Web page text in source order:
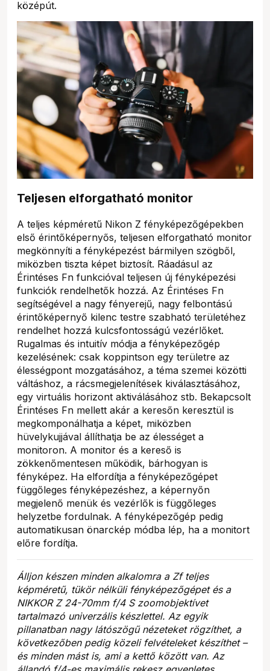
középút.
Teljesen elforgatható monitor
A teljes képméretű Nikon Z fényképezőgépekben
első érintőképernyős, teljesen elforgatható monitor
megkönnyíti a fényképezést bármilyen szögből,
miközben tiszta képet biztosít. Ráadásul az
Érintéses Fn funkcióval teljesen új fényképezési
funkciók rendelhetők hozzá. Az Érintéses Fn
segítségével a nagy fényerejű, nagy felbontású
érintőképernyő kilenc testre szabható területéhez
rendelhet hozzá kulcsfontosságú vezérlőket.
Rugalmas és intuitív módja a fényképezőgép
kezelésének: csak koppintson egy területre az
élességpont mozgatásához, a téma szemei közötti
váltáshoz, a rácsmegjelenítések kiválasztásához,
egy virtuális horizont aktiválásához stb. Bekapcsolt
Érintéses Fn mellett akár a keresőn keresztül is
megkomponálhatja a képet, miközben
hüvelykujjával állíthatja be az élességet a
monitoron. A monitor és a kereső is
zökkenőmentesen működik, bárhogyan is
fényképez. Ha elfordítja a fényképezőgépet
függőleges fényképezéshez, a képernyőn
megjelenő menük és vezérlők is függőleges
helyzetbe fordulnak. A fényképezőgép pedig
automatikusan önarckép módba lép, ha a monitort
előre fordítja.
Álljon készen minden alkalomra a Zf teljes
képméretű, tükör nélküli fényképezőgépet és a
NIKKOR Z 24-70mm f/4 S zoomobjektívet
tartalmazó univerzális készlettel. Az egyik
pillanatban nagy látószögű nézeteket rögzíthet, a
következőben pedig közeli felvételeket készíthet –
és minden mást is, ami a kettő között van. Az